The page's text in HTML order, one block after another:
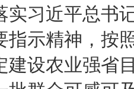
实习近平总书
指示精神，按
建设农业强省